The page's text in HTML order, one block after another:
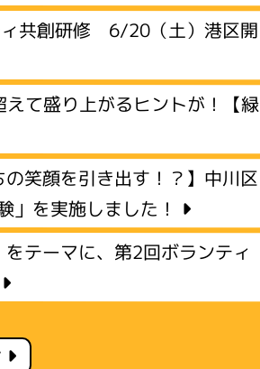
ィ共創研修 6/20（土）港区開
て盛り上がるヒントが！【緑
の笑顔を引き出す！？】中川区
」を実施しました！
をテーマに、第2回ボランティ